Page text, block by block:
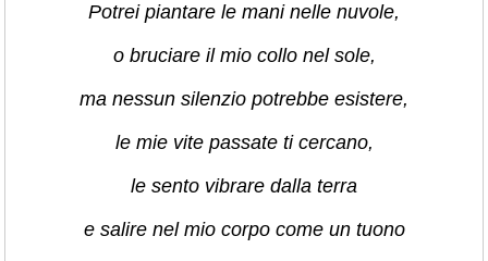
Potrei piantare le mani nelle nuvole,
o bruciare il mio collo nel sole,
ma nessun silenzio potrebbe esistere,
le mie vite passate ti cercano,
le sento vibrare dalla terra
e salire nel mio corpo come un tuono